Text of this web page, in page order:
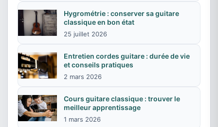
Hygrométrie : conserver sa guitare
classique en bon état
25 juillet 2026
Entretien cordes guitare : durée de vie
et conseils pratiques
2 mars 2026
Cours guitare classique : trouver le
meilleur apprentissage
1 mars 2026